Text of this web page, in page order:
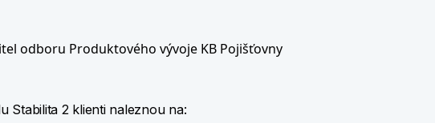
odboru Produktového vývoje KB Pojišťovny
Stabilita 2 klienti naleznou na: